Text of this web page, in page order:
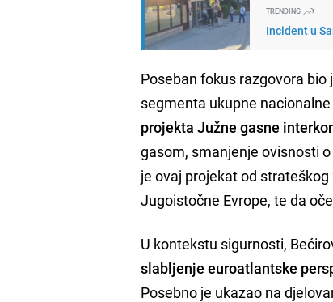
TRENDING
Incident u
Poseban fokus razgovora
segmenta ukupne
projekta Južne gasne
gasom, smanjenje ovisnosti
je ovaj projekat od
Jugoistočne Evrope, te da
U kontekstu sigurnosti,
slabljenje euroatlantske
Posebno je ukazao na